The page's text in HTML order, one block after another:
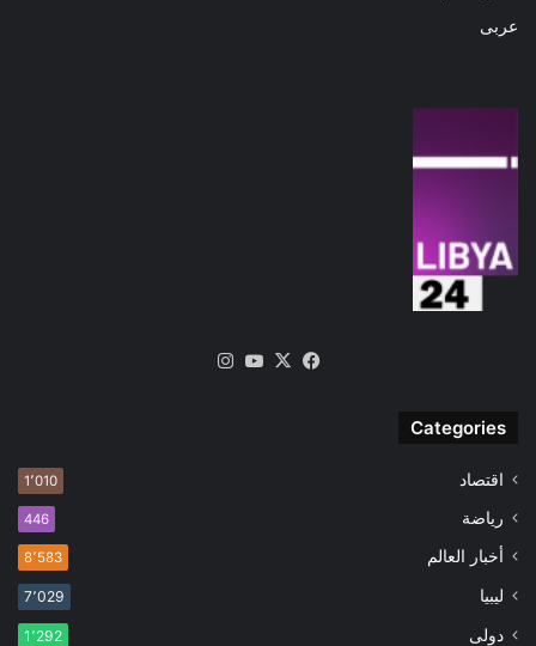
عربى
فيسبوك
‫X
‫YouTube
Categories
اقتصاد 1٬010
رياضة 446
أخبار العالم 8٬583
ليبيا 7٬029
دولى 1٬292